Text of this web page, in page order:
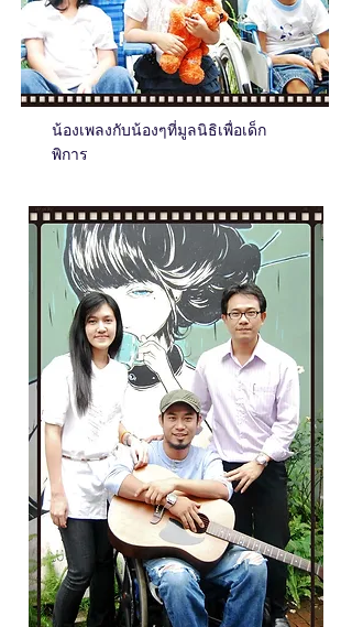
น้องเพลงกับน้องๆที่มูลนิธิเพื่อเด็ก
พิการ